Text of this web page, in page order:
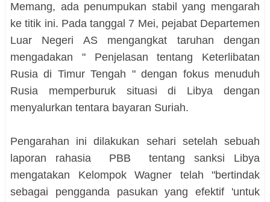
Memang, ada penumpukan stabil yang mengarah
ke titik ini. Pada tanggal 7 Mei, pejabat Departemen
Luar Negeri AS mengangkat taruhan dengan
mengadakan " Penjelasan tentang Keterlibatan
Rusia di Timur Tengah " dengan fokus menuduh
Rusia memperburuk situasi di Libya dengan
menyalurkan tentara bayaran Suriah.
Pengarahan ini dilakukan sehari setelah sebuah
laporan rahasia PBB tentang sanksi Libya
mengatakan Kelompok Wagner telah "bertindak
sebagai pengganda pasukan yang efektif 'untuk